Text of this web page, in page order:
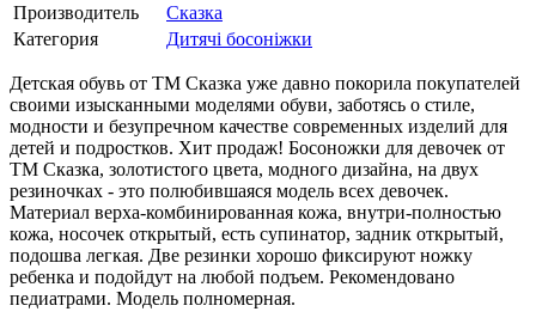
Производитель
Сказка
Категория
Дитячі босоніжки
Детская обувь от ТМ Сказка уже давно покорила покупателей
своими изысканными моделями обуви, заботясь о стиле,
модности и безупречном качестве современных изделий для
детей и подростков. Хит продаж! Босоножки для девочек от
ТМ Сказка, золотистого цвета, модного дизайна, на двух
резиночках - это полюбившаяся модель всех девочек.
Материал верха-комбинированная кожа, внутри-полностью
кожа, носочек открытый, есть супинатор, задник открытый,
подошва легкая. Две резинки хорошо фиксируют ножку
ребенка и подойдут на любой подъем. Рекомендовано
педиатрами. Модель полномерная.